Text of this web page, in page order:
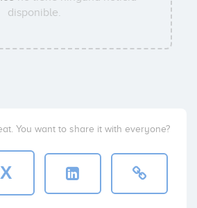
1
disponible.
You want to share it with everyone?
X